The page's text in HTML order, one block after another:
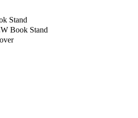
Stand
Book Stand